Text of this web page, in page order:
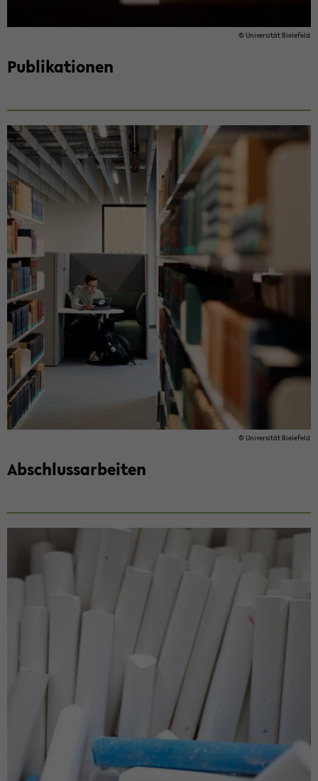
© Uni­ver­si­tät Bie­le­feld
Pu­bli­ka­tio­nen
© Uni­ver­si­tät Bie­le­feld
Ab­schluss­ar­bei­ten